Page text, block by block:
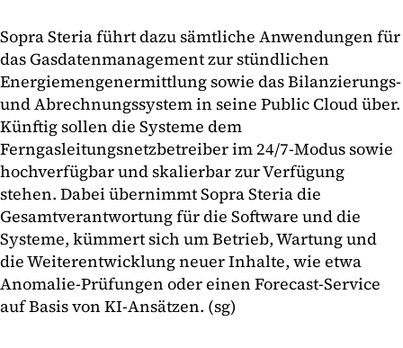
Sopra Steria führt dazu sämtliche Anwendungen für
das Gasdatenmanagement zur stündlichen
Energiemengenermittlung sowie das Bilanzierungs-
und Abrechnungssystem in seine Public Cloud über.
Künftig sollen die Systeme dem
Ferngasleitungsnetzbetreiber im 24/7-Modus sowie
hochverfügbar und skalierbar zur Verfügung
stehen. Dabei übernimmt Sopra Steria die
Gesamtverantwortung für die Software und die
Systeme, kümmert sich um Betrieb, Wartung und
die Weiterentwicklung neuer Inhalte, wie etwa
Anomalie-Prüfungen oder einen Forecast-Service
auf Basis von KI-Ansätzen. (sg)